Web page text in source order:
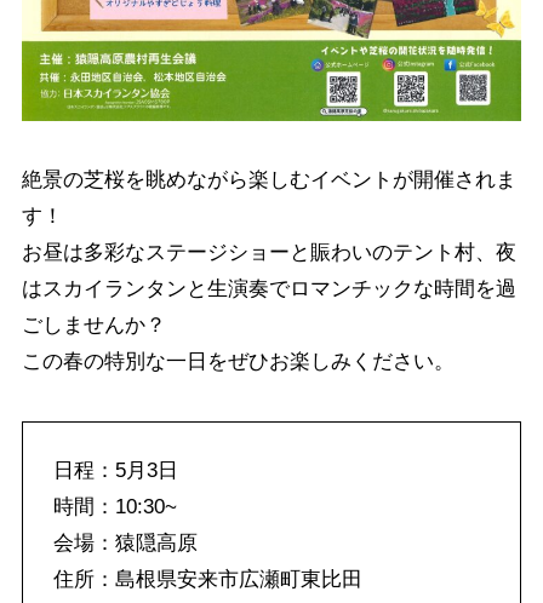
絶景の芝桜を眺めながら楽しむイベントが開催されま
す！
お昼は多彩なステージショーと賑わいのテント村、夜
はスカイランタンと生演奏でロマンチックな時間を過
ごしませんか？
この春の特別な一日をぜひお楽しみください。
日程：5月3日
時間：10:30~
会場：猿隠高原
住所：島根県安来市広瀬町東比田